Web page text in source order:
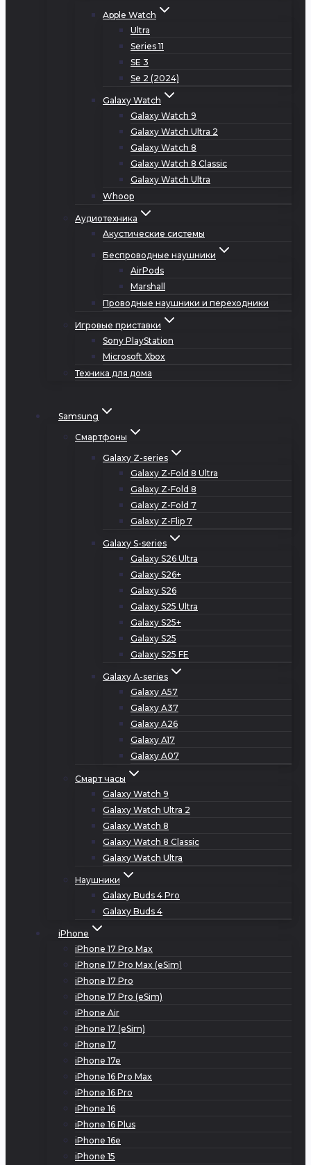
Apple Watch
Ultra
Series 11
SE 3
Se 2 (2024)
Galaxy Watch
Galaxy Watch 9
Galaxy Watch Ultra 2
Galaxy Watch 8
Galaxy Watch 8 Classic
Galaxy Watch Ultra
Whoop
Аудиотехника
Акустические системы
Беспроводные наушники
AirPods
Marshall
Проводные наушники и переходники
Игровые приставки
Sony PlayStation
Microsoft Xbox
Техника для дома
Samsung
Смартфоны
Galaxy Z-series
Galaxy Z-Fold 8 Ultra
Galaxy Z-Fold 8
Galaxy Z-Fold 7
Galaxy Z-Flip 7
Galaxy S-series
Galaxy S26 Ultra
Galaxy S26+
Galaxy S26
Galaxy S25 Ultra
Galaxy S25+
Galaxy S25
Galaxy S25 FE
Galaxy A-series
Galaxy A57
Galaxy A37
Galaxy A26
Galaxy A17
Galaxy A07
Смарт часы
Galaxy Watch 9
Galaxy Watch Ultra 2
Galaxy Watch 8
Galaxy Watch 8 Classic
Galaxy Watch Ultra
Наушники
Galaxy Buds 4 Pro
Galaxy Buds 4
iPhone
iPhone 17 Pro Max
iPhone 17 Pro Max (eSim)
iPhone 17 Pro
iPhone 17 Pro (eSim)
iPhone Air
iPhone 17 (eSim)
iPhone 17
iPhone 17e
iPhone 16 Pro Max
iPhone 16 Pro
iPhone 16
iPhone 16 Plus
iPhone 16e
iPhone 15